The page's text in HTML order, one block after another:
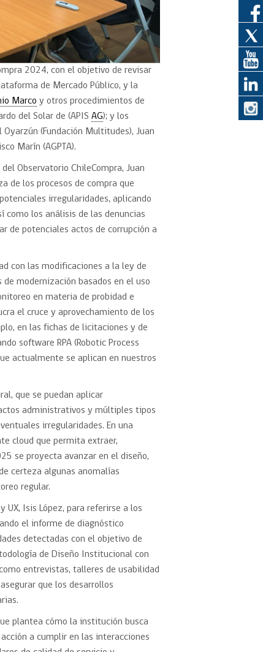
2024, con el objetivo de revisar
de Mercado Público, y la
Marco y otros procedimientos de
del Solar de (APISAG); y los
Oyarzún (Fundación Multitudes), Juan
Marín (AGPTA).
Observatorio ChileCompra, Juan
de los procesos de compra que
irregularidades, aplicando
como los análisis de las denuncias
de potenciales actos de corrupción a
con las modificaciones a la ley de
modernización basados en el uso
en materia de probidad e
el cruce y aprovechamiento de los
en las fichas de licitaciones y de
software RPA (Robotic Process
actualmente se aplican en nuestros
que se puedan aplicar
administrativos y múltiples tipos
irregularidades. En una
cloud que permita extraer,
se proyecta avanzar en el diseño,
certeza algunas anomalías
regular.
UX, Isis López, para referirse a los
el informe de diagnóstico
detectadas con el objetivo de
de Diseño Institucional con
entrevistas, talleres de usabilidad
que los desarrollos
plantea cómo la institución busca
a cumplir en las interacciones